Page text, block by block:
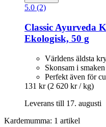
5.0 (2)
Classic Ayurveda
Ekologisk, 50 g
Världens äldsta
Skonsam i smaken
Perfekt även för
131 kr (2 620 kr / kg)
Leverans till 17. augusti
Kardemumma: 1 artikel